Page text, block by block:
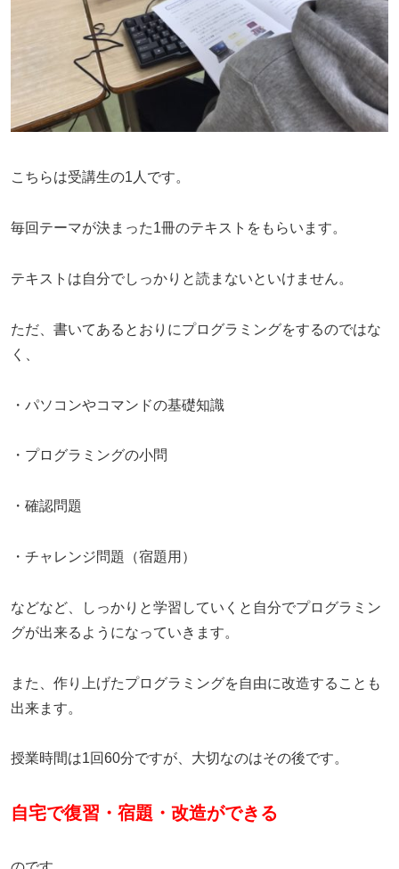
こちらは受講生の1人です。
毎回テーマが決まった1冊のテキストをもらいます。
テキストは自分でしっかりと読まないといけません。
ただ、書いてあるとおりにプログラミングをするのではな
く、
・パソコンやコマンドの基礎知識
・プログラミングの小問
・確認問題
・チャレンジ問題（宿題用）
などなど、しっかりと学習していくと自分でプログラミン
グが出来るようになっていきます。
また、作り上げたプログラミングを自由に改造することも
出来ます。
授業時間は1回60分ですが、大切なのはその後です。
自宅で復習・宿題・改造ができる